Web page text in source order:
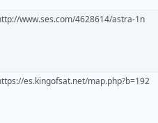
www.ses.com/4628614/astra-1n
es.kingofsat.net/map.php?b=192